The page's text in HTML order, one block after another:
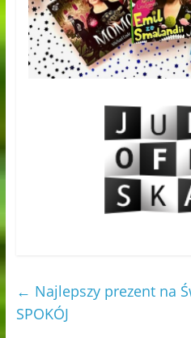
← Najlepszy prezent na
SPOKÓJ